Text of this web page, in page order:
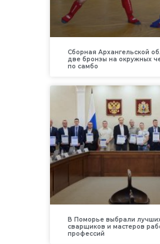
Сборная Архангельской
две бронзы на окружных
по самбо
В Поморье выбрали
сварщиков и мастеров
профессий